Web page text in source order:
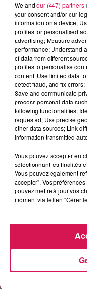
0h00 - 1h00
Club'in Canal fm By
I Knew It, I Knew You
LES ARTICLES
We and our (447) partners
your consent and/or our
information on a device;
profiles for personalised
advertising; Measure
performance; Understand
of data from different
profiles to personalise
content; Use limited data
detect fraud, and fix
Save and communicate
process personal data
following functionalities:
requested; Use precise
other data sources; Link
information transmitted
Vous pouvez accepter en
sélectionnant les finalités
Vous pouvez également
accepter". Vos
pouvez mettre à jour vos
moment via le lien "Gérer